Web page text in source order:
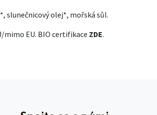
slunečnicový olej*, mořská sůl.
EU. BIO certifikace ZDE.